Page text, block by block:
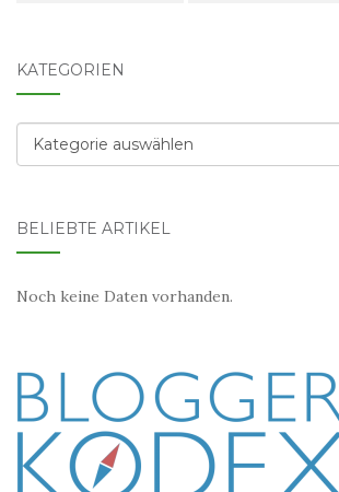
KATEGORIEN
Kategorien
BELIEBTE ARTIKEL
Noch keine Daten vorhanden.